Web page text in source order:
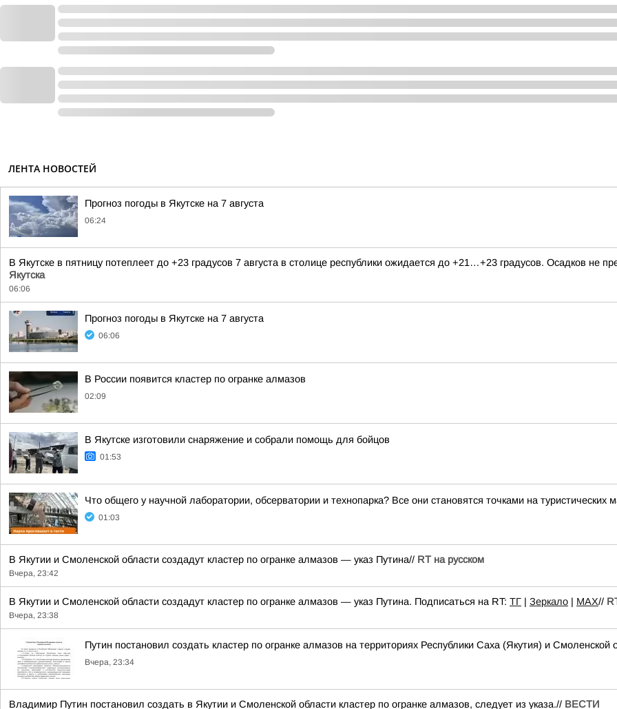
ЛЕНТА НОВОСТЕЙ
Прогноз погоды в Якутске на 7 августа
06:24
В Якутске в пятницу потеплеет до +23 градусов 7 августа в столице республики ожидается до +21…+23 градусов. Осадков не
Якутска
06:06
Прогноз погоды в Якутске на 7 августа
06:06
В России появится кластер по огранке алмазов
02:09
В Якутске изготовили снаряжение и собрали помощь для бойцов
01:53
Что общего у научной лаборатории, обсерватории и технопарка? Все они становятся точками на туристических
01:03
В Якутии и Смоленской области создадут кластер по огранке алмазов — указ Путина// RT на русском
Вчера, 23:42
В Якутии и Смоленской области создадут кластер по огранке алмазов — указ Путина. Подписаться на RT: ТГ | Зеркало | MAX//
Вчера, 23:38
Путин постановил создать кластер по огранке алмазов на территориях Республики Саха (Якутия) и Смоленской
Вчера, 23:34
Владимир Путин постановил создать в Якутии и Смоленской области кластер по огранке алмазов, следует из указа.// ВЕСТИ